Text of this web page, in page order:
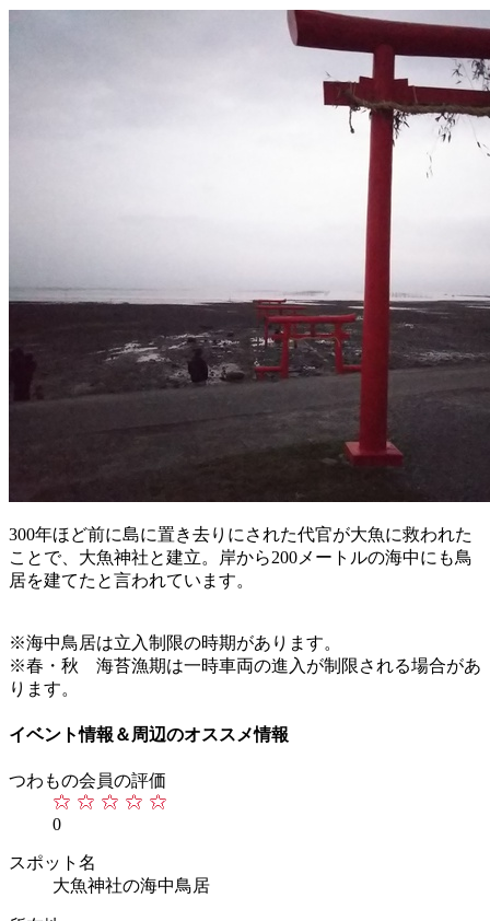
300年ほど前に島に置き去りにされた代官が大魚に救われた
ことで、大魚神社と建立。岸から200メートルの海中にも鳥
居を建てたと言われています。
※海中鳥居は立入制限の時期があります。
※春・秋 海苔漁期は一時車両の進入が制限される場合があ
ります。
イベント情報＆周辺のオススメ情報
つわもの会員の評価
0
スポット名
大魚神社の海中鳥居